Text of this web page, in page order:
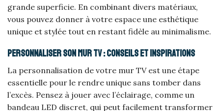
grande superficie. En combinant divers matériaux,
vous pouvez donner à votre espace une esthétique
unique et stylée tout en restant fidèle au minimalisme.
Personnaliser son mur TV : conseils et inspirations
La personnalisation de votre mur TV est une étape
essentielle pour le rendre unique sans tomber dans
l’excès. Pensez à jouer avec l’éclairage, comme un
bandeau LED discret, qui peut facilement transformer